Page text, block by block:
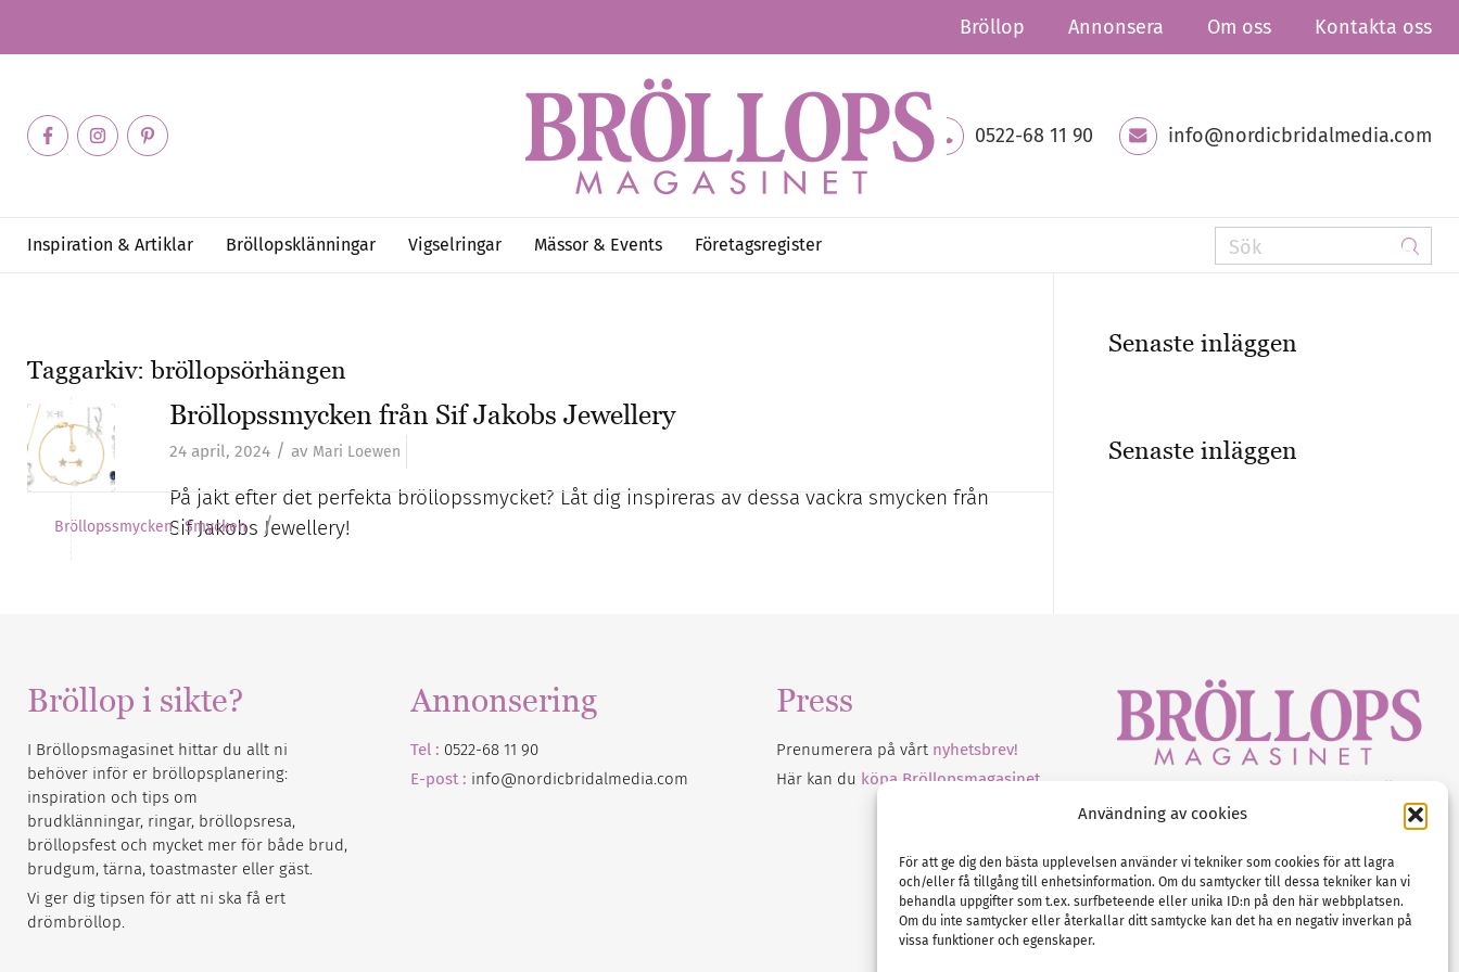
Användning av cookies
För att ge dig den bästa upplevelsen använder vi tekniker som cookies för att lagra
och/eller få tillgång till enhetsinformation. Om du samtycker till dessa tekniker kan vi
behandla uppgifter som t.ex. surfbeteende eller unika ID:n på den här webbplatsen.
Om du inte samtycker eller återkallar ditt samtycke kan det ha en negativ inverkan på
vissa funktioner och egenskaper.
Bröllop Annonsera Om oss Kontakta oss
0522-68 11 90 info@nordicbridalmedia.com
Inspiration & Artiklar Bröllopsklänningar Vigselringar Mässor & Events Företagsregister
Taggarkiv:bröllopsörhängen
Bröllopssmycken från Sif Jakobs Jewellery
24 april, 2024 / av Mari Loewen
På jakt efter det perfekta bröllopssmycket? Låt dig inspireras av dessa vackra smycken från
Sif Jakobs Jewellery!
Bröllopssmycken Smycken /
Senaste inläggen
Senaste inläggen
Bröllop i sikte?
I Bröllopsmagasinet hittar du allt ni
behöver inför er bröllopsplanering:
inspiration och tips om
brudklänningar, ringar, bröllopsresa,
bröllopsfest och mycket mer för både brud,
brudgum, tärna, toastmaster eller gäst.
Vi ger dig tipsen för att ni ska få ert
drömbröllop.
Annonsering
Tel : 0522-68 11 90
E-post : info@nordicbridalmedia.com
Press
Prenumerera på vårt nyhetsbrev!
Här kan du köpa Bröllopsmagasinet
Tel :0522-68 11 90
Nordic Bridal Media
(c) All rights reserved.
Org.nr: SE 5171000119